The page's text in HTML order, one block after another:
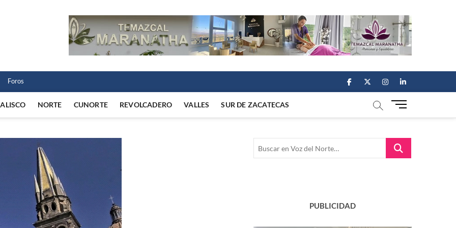
Foros facebook
twitterinstagram
linkedin
NORTE CUNORTE REVOLCADERO VALLES SUR DE ZACATECAS
M
u
B
u
Buscar
PUBLICIDAD